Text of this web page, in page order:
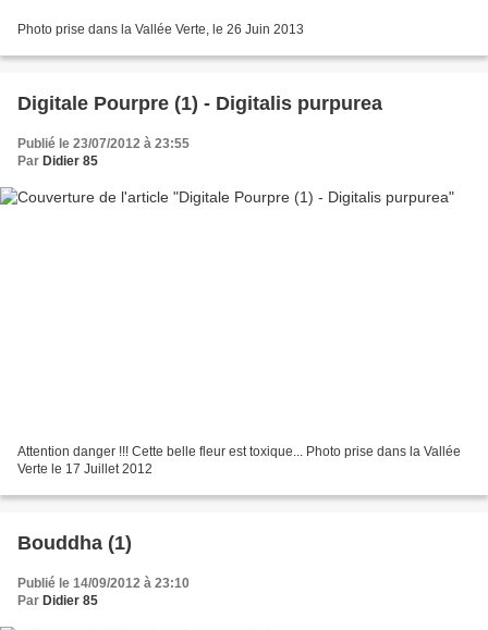
Photo prise dans la Vallée Verte, le 26 Juin 2013
Digitale Pourpre (1) - Digitalis purpurea
Publié le 23/07/2012 à 23:55
Par Didier 85
Attention danger !!! Cette belle fleur est toxique... Photo prise dans la Vallée
Verte le 17 Juillet 2012
Bouddha (1)
Publié le 14/09/2012 à 23:10
Par Didier 85